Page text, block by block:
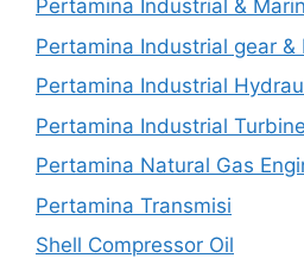
Pertamina Industrial &
Pertamina Industrial gear &
Pertamina Industrial
Pertamina Industrial
Pertamina Natural Gas
Pertamina Transmisi
Shell Compressor Oil